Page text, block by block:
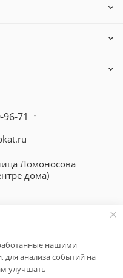
71
Ломоносова
дома)
нашими
для анализа событий на
улучшать